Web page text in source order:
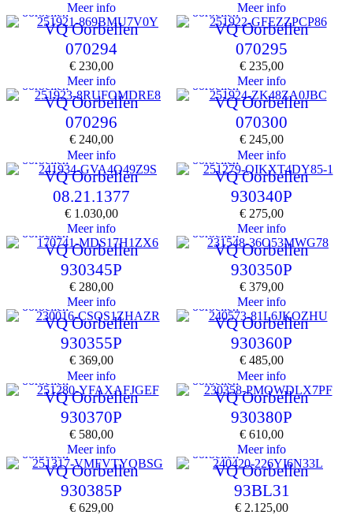
Meer info
Meer info
oorbellen
VQ Oorbellen
070294
€ 230,00
Meer info
oorbellen
VQ Oorbellen
070295
€ 235,00
Meer info
oorbellen
VQ Oorbellen
070296
€ 240,00
Meer info
oorbellen
VQ Oorbellen
070300
€ 245,00
Meer info
oorbellen
VQ Oorbellen
08.21.1377
€ 1.030,00
Meer info
oorbellen
VQ Oorbellen
930340P
€ 275,00
Meer info
oorbellen
VQ Oorbellen
930345P
€ 280,00
Meer info
oorbellen
VQ Oorbellen
930350P
€ 379,00
Meer info
oorbellen
VQ Oorbellen
930355P
€ 369,00
Meer info
oorbellen
VQ Oorbellen
930360P
€ 485,00
Meer info
oorbellen
VQ Oorbellen
930370P
€ 580,00
Meer info
oorbellen
VQ Oorbellen
930380P
€ 610,00
Meer info
oorbellen
VQ Oorbellen
930385P
€ 629,00
oorbellen
VQ Oorbellen
93BL31
€ 2.125,00